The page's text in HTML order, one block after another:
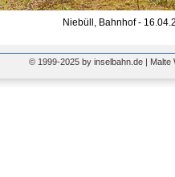
Niebüll, Bahnhof -
© 1999-2025 by inselbahn.de | Malte